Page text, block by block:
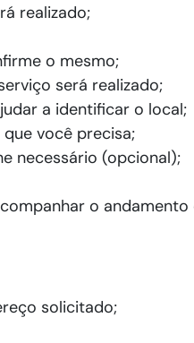
realizado;
o mesmo;
será realizado;
a identificar o local;
você precisa;
necessário (opcional);
o
solicitado;